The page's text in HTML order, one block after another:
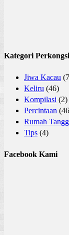
Kategori
Jiwa Kacau
Keliru (46)
Kompilasi (2)
Percintaan
Rumah
Tips (4)
Facebook Kami